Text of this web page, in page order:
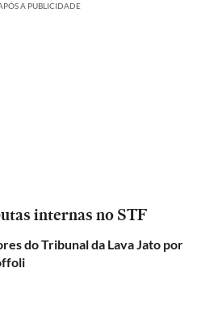
A PUBLICIDADE
internas no STF
do Tribunal da Lava Jato por